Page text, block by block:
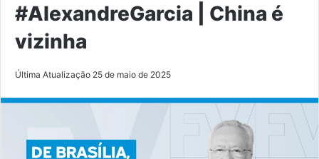
#AlexandreGarcia | China é
vizinha
Última Atualização 25 de maio de 2025